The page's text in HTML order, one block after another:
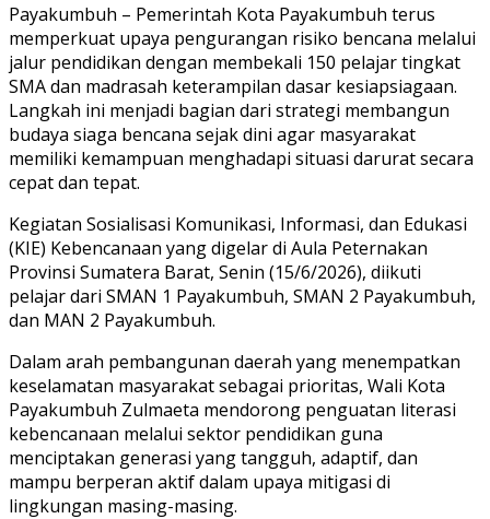
Payakumbuh – Pemerintah Kota Payakumbuh terus
memperkuat upaya pengurangan risiko bencana melalui
jalur pendidikan dengan membekali 150 pelajar tingkat
SMA dan madrasah keterampilan dasar kesiapsiagaan.
Langkah ini menjadi bagian dari strategi membangun
budaya siaga bencana sejak dini agar masyarakat
memiliki kemampuan menghadapi situasi darurat secara
cepat dan tepat.
Kegiatan Sosialisasi Komunikasi, Informasi, dan Edukasi
(KIE) Kebencanaan yang digelar di Aula Peternakan
Provinsi Sumatera Barat, Senin (15/6/2026), diikuti
pelajar dari SMAN 1 Payakumbuh, SMAN 2 Payakumbuh,
dan MAN 2 Payakumbuh.
Dalam arah pembangunan daerah yang menempatkan
keselamatan masyarakat sebagai prioritas, Wali Kota
Payakumbuh Zulmaeta mendorong penguatan literasi
kebencanaan melalui sektor pendidikan guna
menciptakan generasi yang tangguh, adaptif, dan
mampu berperan aktif dalam upaya mitigasi di
lingkungan masing-masing.